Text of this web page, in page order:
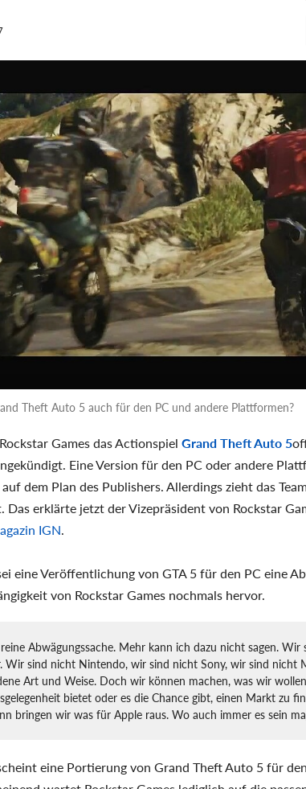
Theft Auto 5 auch für den PC und andere Plattformen?
Games das Actionspiel Grand Theft Auto 5
Eine Version für den PC oder andere
dem Plan des Publishers. Allerdings zieht das
Das erklärte jetzt der Vizepräsident von Rockstar
IGN.
eine Veröffentlichung von GTA 5 für den PC eine
von Rockstar Games nochmals hervor.
reine Abwägungssache. Mehr kann ich dazu nicht sagen.
Wir sind nicht Nintendo, wir sind nicht Sony, wir sind nicht
Art und Weise. Doch wir können machen, was wir
bietet oder es die Chance gibt, einen Markt zu
bringen wir was für Apple raus. Wo auch immer es sein
eine Portierung von Grand Theft Auto 5 für